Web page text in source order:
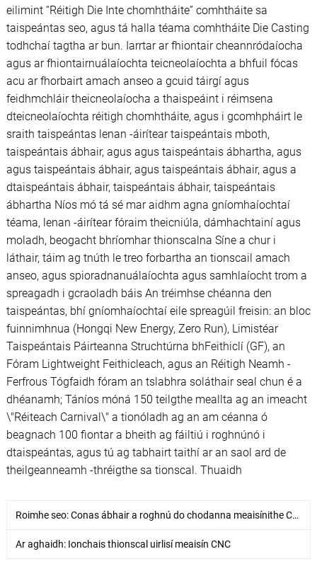
eilimint “Réitigh Die Inte chomhtháite” comhtháite sa
taispeántas seo, agus tá halla téama comhtháite Die Casting
todhchaí tagtha ar bun. Iarrtar ar fhiontair cheannródaíocha
agus ar fhiontairnuálaíochta teicneolaíochta a bhfuil fócas
acu ar fhorbairt amach anseo a gcuid táirgí agus
feidhmchláir theicneolaíocha a thaispeáint i réimsena
dteicneolaíochta réitigh chomhtháite, agus i gcomhpháirt le
sraith taispeántas lenan -áirítear taispeántais mboth,
taispeántais ábhair, agus agus taispeántais ábhartha, agus
agus taispeántais ábhair, agus taispeántais ábhair, agus a
dtaispeántais ábhair, taispeántais ábhair, taispeántais
ábhartha Níos mó tá sé mar aidhm agna gníomhaíochtaí
téama, lenan -áirítear fóraim theicniúla, dámhachtainí agus
moladh, beogacht bhríomhar thionscalna Síne a chur i
láthair, táim ag tnúth le treo forbartha an tionscail amach
anseo, agus spioradnanuálaíochta agus samhlaíocht trom a
spreagadh i gcraoladh báis An tréimhse chéanna den
taispeántas, bhí gníomhaíochtaí eile spreagúil freisin: an bloc
fuinnimhnua (Hongqi New Energy, Zero Run), Limistéar
Taispeántais Páirteanna Struchtúrna bhFeithiclí (GF), an
Fóram Lightweight Feithicleach, agus an Réitigh Neamh -
Ferfrous Tógfaidh fóram an tslabhra soláthair seal chun é a
dhéanamh; Táníos móná 150 teilgthe meallta ag an imeacht
\"Réiteach Carnival\" a tionóladh ag an am céanna ó
beagnach 100 fiontar a bheith ag fáiltiú i roghnúnó i
dtaispeántas, agus tú ag tabhairt taithí ar an saol ard de
theilgeanneamh -thréigthe sa tionscal. Thuaidh
Roimhe seo:Conas ábhair a roghnú do chodanna meaisínithe CNC
Ar aghaidh: Ionchais thionscal uirlisí meaisín CNC